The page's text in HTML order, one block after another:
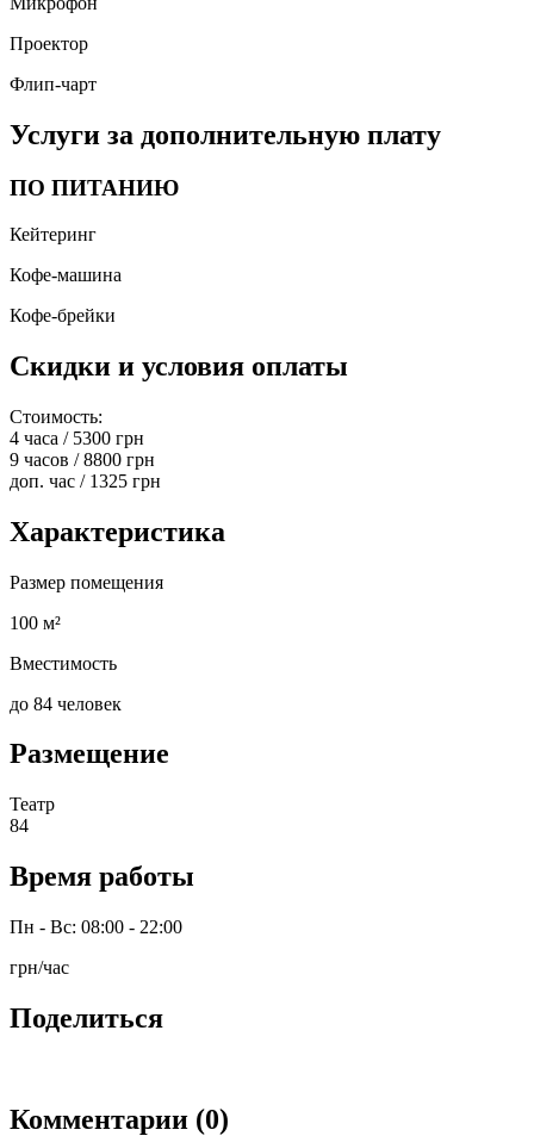
Проектор
Флип-чарт
Услуги за дополнительную плату
ПО ПИТАНИЮ
Кейтеринг
Кофе-машина
Кофе-брейки
Скидки и условия оплаты
Стоимость:
4 часа / 5300 грн
9 часов / 8800 грн
доп. час / 1325 грн
Характеристика
Размер помещения
100 м²
Вместимость
до 84 человек
Размещение
Театр
84
Время работы
Пн - Вс: 08:00 - 22:00
грн/час
Поделиться
Комментарии (0)